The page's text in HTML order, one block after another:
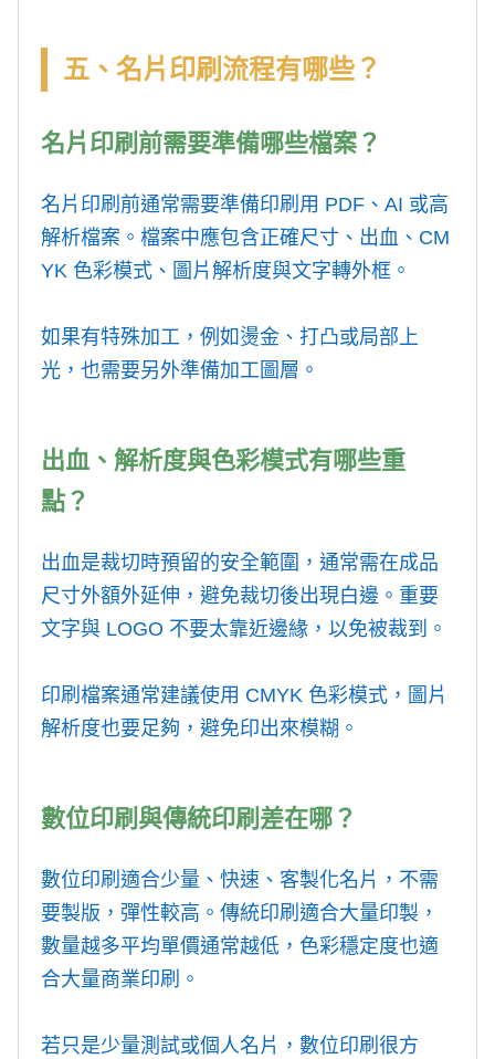
五、名片印刷流程有哪些？
名片印刷前需要準備哪些檔案？
名片印刷前通常需要準備印刷用 PDF、AI 或高
解析檔案。檔案中應包含正確尺寸、出血、CM
YK 色彩模式、圖片解析度與文字轉外框。
如果有特殊加工，例如燙金、打凸或局部上
光，也需要另外準備加工圖層。
出血、解析度與色彩模式有哪些重
點？
出血是裁切時預留的安全範圍，通常需在成品
尺寸外額外延伸，避免裁切後出現白邊。重要
文字與 LOGO 不要太靠近邊緣，以免被裁到。
印刷檔案通常建議使用 CMYK 色彩模式，圖片
解析度也要足夠，避免印出來模糊。
數位印刷與傳統印刷差在哪？
數位印刷適合少量、快速、客製化名片，不需
要製版，彈性較高。傳統印刷適合大量印製，
數量越多平均單價通常越低，色彩穩定度也適
合大量商業印刷。
若只是少量測試或個人名片，數位印刷很方